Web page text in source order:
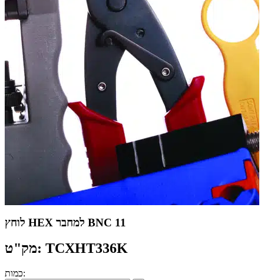
לוחץ HEX למחבר BNC 11
מק"ט: TCXHT336K
כמות: